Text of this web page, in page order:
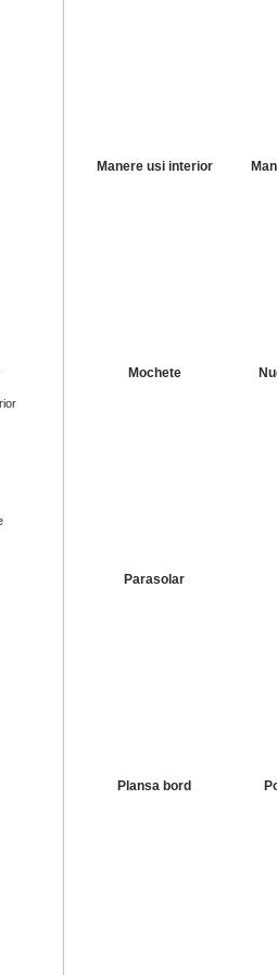
Manere usi interior
Mochete
Parasolar
Plansa bord